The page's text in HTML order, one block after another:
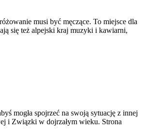
musi być męczące. To miejsce dla
się też alpejski kraj muzyki i kawiarni,
mogła spojrzeć na swoją sytuację z innej
i Związki w dojrzałym wieku. Strona